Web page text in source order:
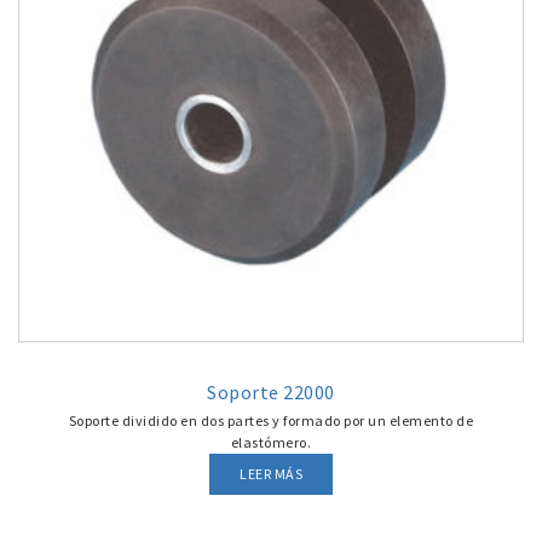
Soporte 22000
Soporte dividido en dos partes y formado por un elemento de
elastómero.
LEER MÁS